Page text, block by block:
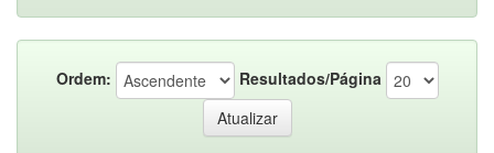
Ordem: Resultados/Página